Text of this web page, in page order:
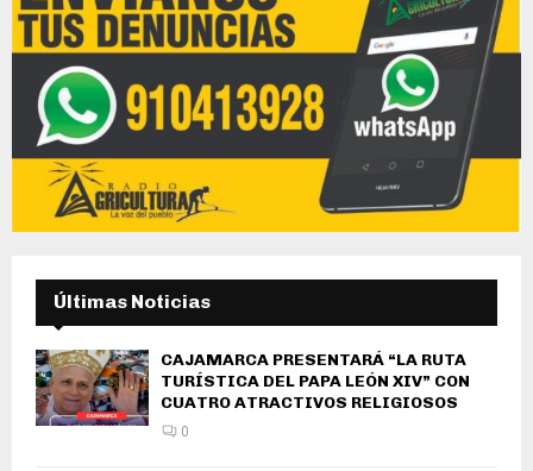
Últimas Noticias
CAJAMARCA PRESENTARÁ “LA RUTA
TURÍSTICA DEL PAPA LEÓN XIV” CON
CUATRO ATRACTIVOS RELIGIOSOS
0